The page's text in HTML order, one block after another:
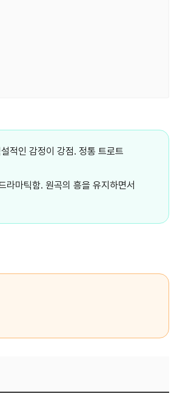
적인 감정이 강점. 정통 트로트
라마틱함. 원곡의 흥을 유지하면서